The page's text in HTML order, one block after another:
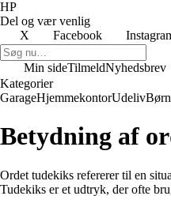
HP
Del og vær venlig
X
Facebook
Min sideTilmeldNyhedsbrev
Kategorier
GarageHjemmekontorUdeliv
Betydning af
Ordet tudekiks refererer til en
Tudekiks er et udtryk, der ofte